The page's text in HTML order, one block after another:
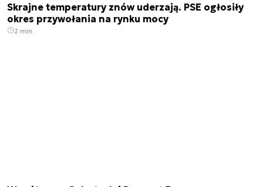
Skrajne temperatury znów uderzają. PSE ogłosiły
okres przywołania na rynku mocy
2 min.